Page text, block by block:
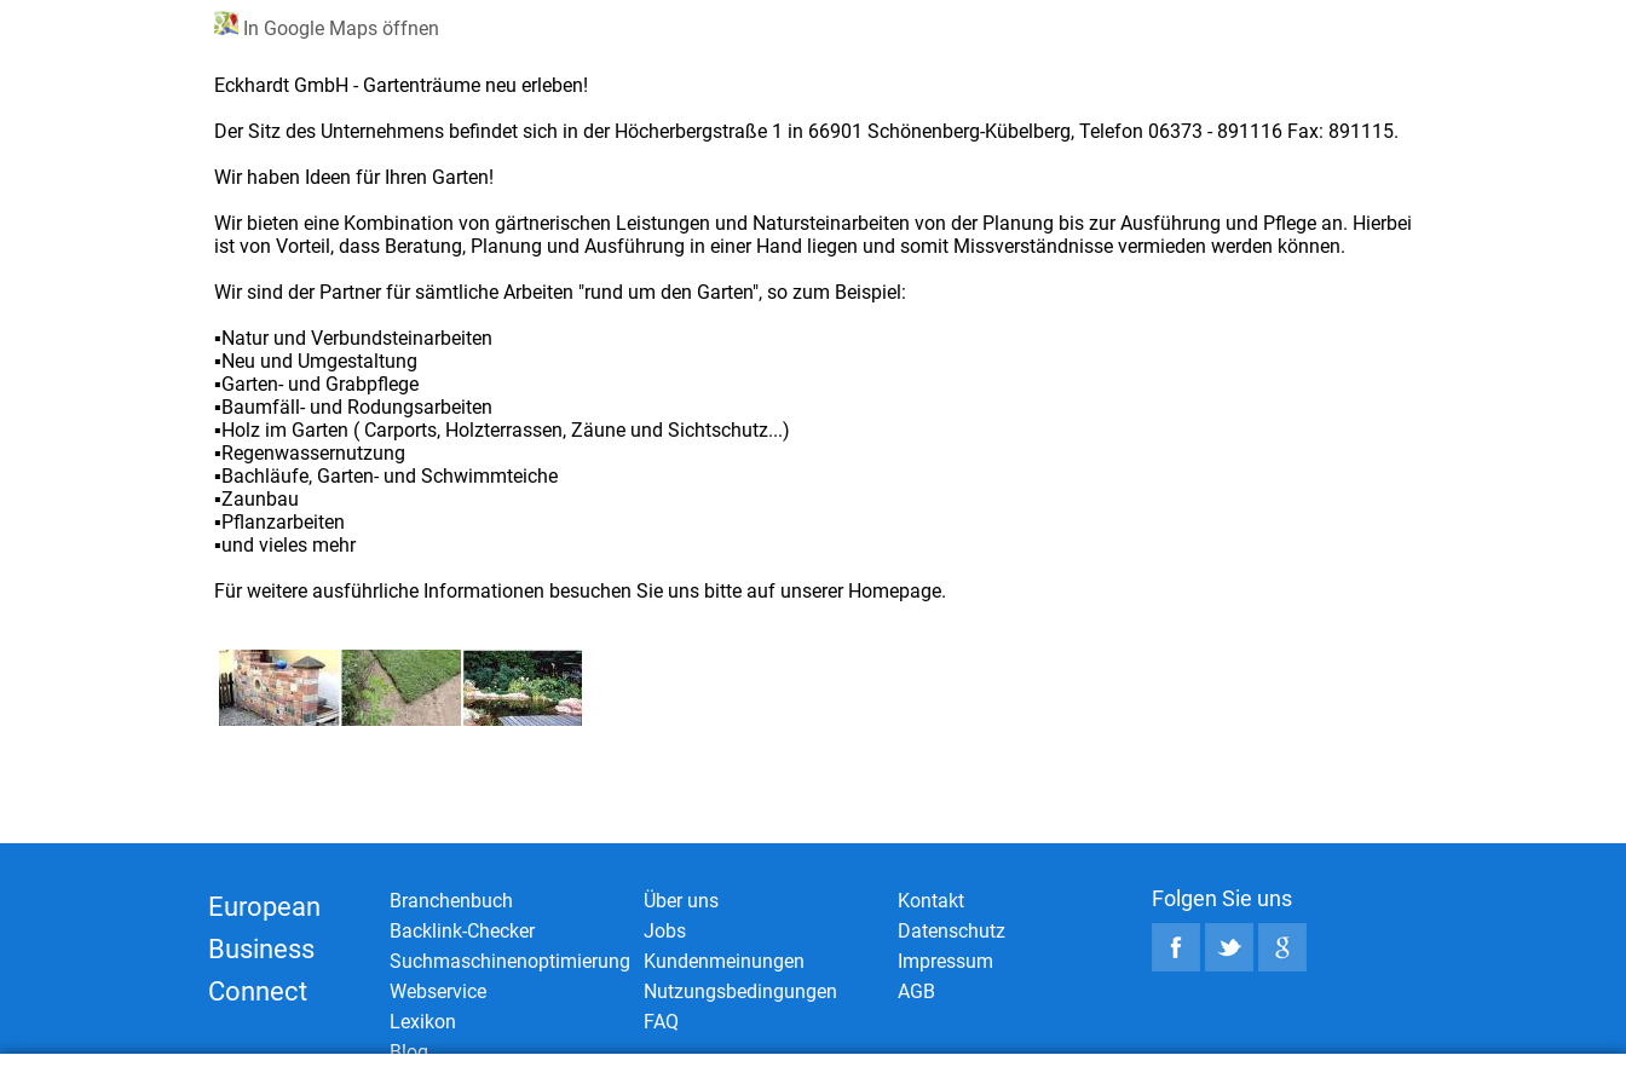
In Google Maps öffnen
Eckhardt GmbH - Gartenträume neu erleben!
Der Sitz des Unternehmens befindet sich in der Höcherbergstraße 1 in 66901 Schönenberg-Kübelberg, Telefon 06373 - 891116 Fax: 891115.
Wir haben Ideen für Ihren Garten!
Wir bieten eine Kombination von gärtnerischen Leistungen und Natursteinarbeiten von der Planung bis zur Ausführung und Pflege an. Hierbei
ist von Vorteil, dass Beratung, Planung und Ausführung in einer Hand liegen und somit Missverständnisse vermieden werden können.
Wir sind der Partner für sämtliche Arbeiten "rund um den Garten", so zum Beispiel:
▪Natur und Verbundsteinarbeiten
▪Neu und Umgestaltung
▪Garten- und Grabpflege
▪Baumfäll- und Rodungsarbeiten
▪Holz im Garten ( Carports, Holzterrassen, Zäune und Sichtschutz...)
▪Regenwassernutzung
▪Bachläufe, Garten- und Schwimmteiche
▪Zaunbau
▪Pflanzarbeiten
▪und vieles mehr
Für weitere ausführliche Informationen besuchen Sie uns bitte auf unserer Homepage.
European
Business
Connect
Branchenbuch
Backlink-Checker
Suchmaschinenoptimierung
Webservice
Lexikon
Blog
Über uns
Jobs
Kundenmeinungen
Nutzungsbedingungen
FAQ
Kontakt
Datenschutz
Impressum
AGB
Folgen Sie uns